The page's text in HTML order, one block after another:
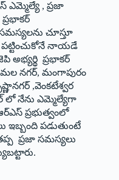
ఎమ్మెల్యే , ప్రజా
చూస్తూ
పట్టించుకోనే నాయడే
అభ్యర్థి ప్రభాకర్
నగర్, మంగాపురం
,వెంకటేశ్వర
నేను ఎమ్మెల్యేగా
ప్రభుత్వంలో
ఇబ్బంది పడుతుంటే
ప్రజా సమస్యలు